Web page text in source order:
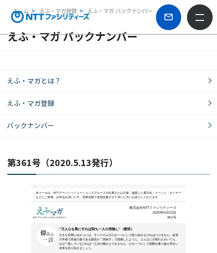
ホーム えふ・マガ登録 えふ・マガ バックナンバー
えふ・マガ バックナンバー
えふ・マガとは？
えふ・マガ登録
バックナンバー
第361号（2020.5.13発行）